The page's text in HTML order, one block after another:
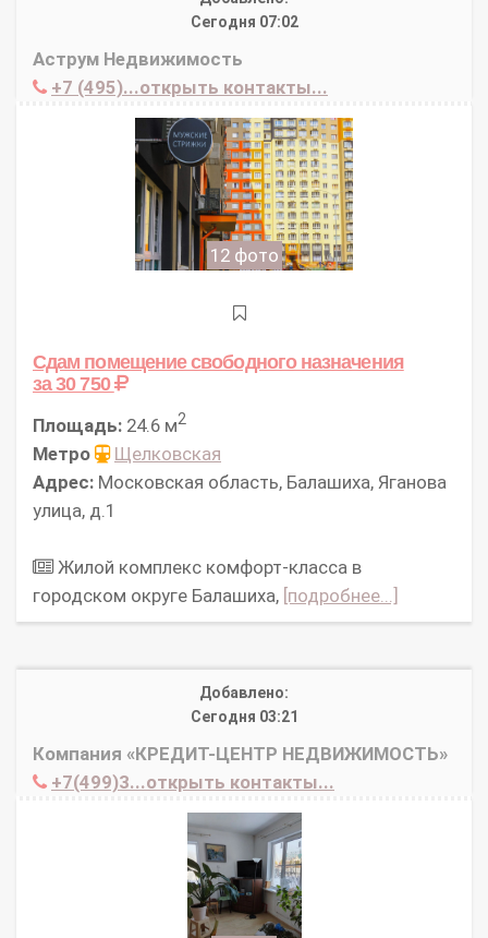
Сегодня 07:02
Аструм Недвижимость
+7 (495)...открыть контакты...
12 фото
Сдам помещение свободного назначения
за 30 750
Площадь: 24.6 м2
Метро
Щелковская
Адрес: Московская область, Балашиха, Яганова
улица, д.1
Жилой комплекс комфорт-класса в
городском округе Балашиха, [подробнее...]
Добавлено:
Сегодня 03:21
Компания «КРЕДИТ-ЦЕНТР НЕДВИЖИМОСТЬ»
+7(499)3...открыть контакты...